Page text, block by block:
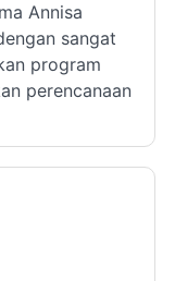
Annisa
sangat
program
perencanaan